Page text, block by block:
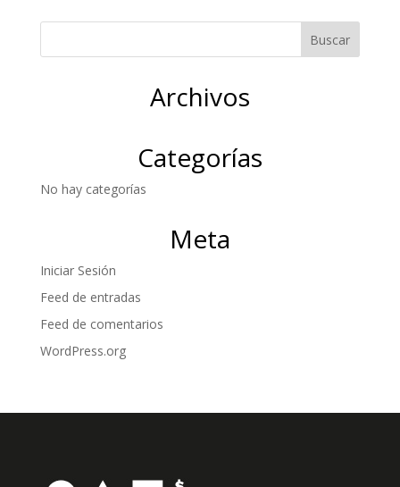
Archivos
Categorías
No hay categorías
Meta
Iniciar Sesión
Feed de entradas
Feed de comentarios
WordPress.org